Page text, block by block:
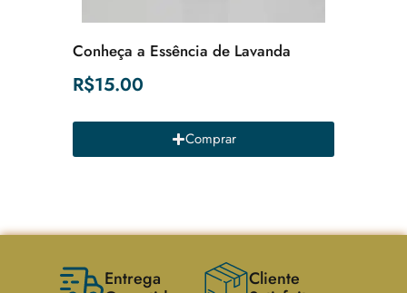
Conheça a Essência de Lavanda
R$15.00
Comprar
Entrega
Cliente